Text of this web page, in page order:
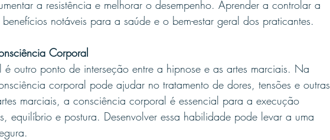
a resistência e melhorar o desempenho. Aprender a controlar a
notáveis para a saúde e o bem-estar geral dos praticantes.
Corporal
outro ponto de interseção entre a hipnose e as artes marciais. Na
corporal pode ajudar no tratamento de dores, tensões e outras
marciais, a consciência corporal é essencial para a execução
equilíbrio e postura. Desenvolver essa habilidade pode levar a uma